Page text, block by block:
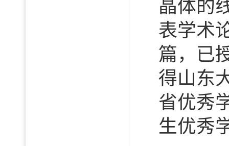
晶体的
表学术
篇，已
得山东
省优秀
生优秀